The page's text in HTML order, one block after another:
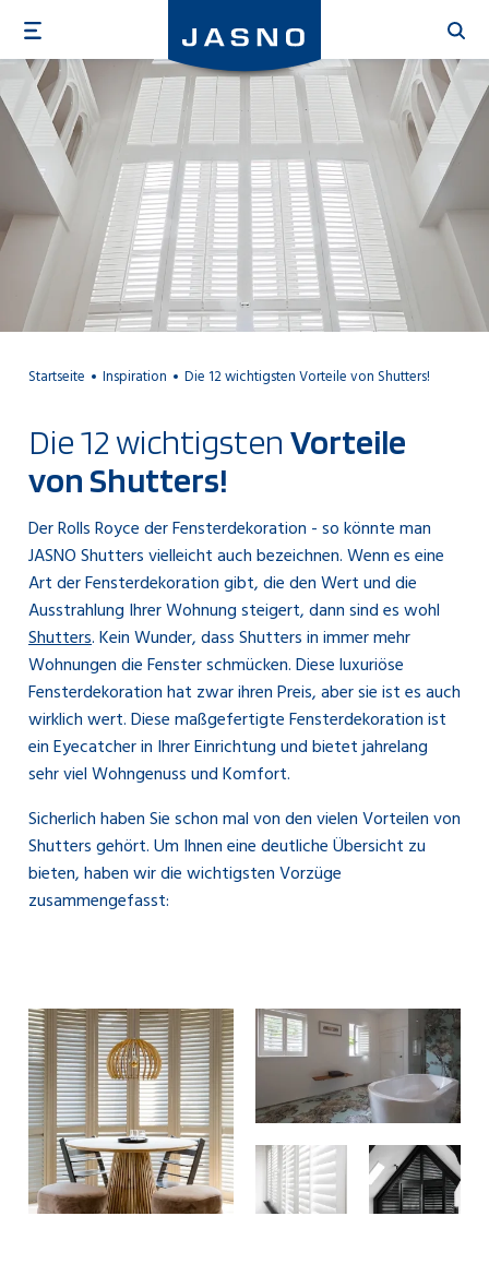
zum
Inhalt
Startseite Inspiration Die 12 wichtigsten Vorteile von Shutters!
Die 12 wichtigsten Vorteile
von Shutters!
Der Rolls Royce der Fensterdekoration - so könnte man
JASNO Shutters vielleicht auch bezeichnen. Wenn es eine
Art der Fensterdekoration gibt, die den Wert und die
Ausstrahlung Ihrer Wohnung steigert, dann sind es wohl
Shutters. Kein Wunder, dass Shutters in immer mehr
Wohnungen die Fenster schmücken. Diese luxuriöse
Fensterdekoration hat zwar ihren Preis, aber sie ist es auch
wirklich wert. Diese maßgefertigte Fensterdekoration ist
ein Eyecatcher in Ihrer Einrichtung und bietet jahrelang
sehr viel Wohngenuss und Komfort.
Sicherlich haben Sie schon mal von den vielen Vorteilen von
Shutters gehört. Um Ihnen eine deutliche Übersicht zu
bieten, haben wir die wichtigsten Vorzüge
zusammengefasst: